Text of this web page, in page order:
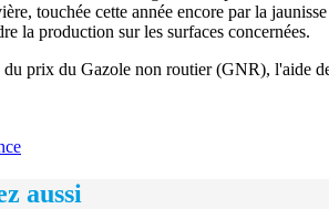
touchée cette année encore par la
la production sur les surfaces concernées.
prix du Gazole non routier (GNR), l'aide
aussi